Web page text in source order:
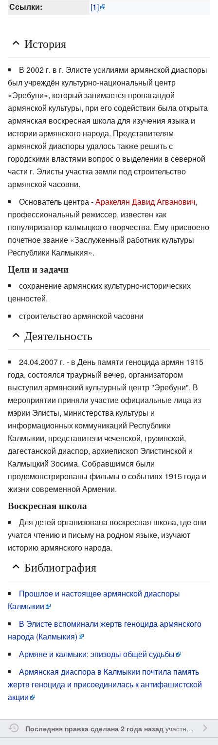
Ссылки:
[1]
История
В 2002 г. в г. Элисте усилиями армянской диаспоры
был учреждён культурно-национальный центр
«Эребуни», который занимается пропагандой
армянской культуры, при его содействии была открыта
армянская воскресная школа для изучения языка и
истории армянского народа. Представителям
армянской диаспоры удалось также решить с
городскими властями вопрос о выделении в северной
части г. Элисты участка земли под строительство
армянской часовни.
Основатель центра -Аракелян Давид Агванович,
профессиональный режиссер, известен как
популяризатор калмыцкого творчества. Ему присвоено
почетное звание «Заслуженный работник культуры
Республики Калмыкия».
Цели и задачи
сохранение армянских культурно-исторических
ценностей.
строительство армянской часовни
Деятельность
24.04.2007 г. - в День памяти геноцида армян 1915
года, состоялся траурный вечер, организатором
выступил армянский культурный центр "Эребуни". В
мероприятии приняли участие официальные лица из
мэрии Элисты, министерства культуры и
информационных коммуникаций Республики
Калмыкии, представители чеченской, грузинской,
дагестанской диаспор, архиепископ Элистинской и
Калмыцкий Зосима. Собравшимся были
продемонстрированы фильмы о событиях 1915 года и
жизни современной Армении.
Воскресная школа
Для детей организована воскресная школа, где они
учатся чтению и письму на родном языке, изучают
историю армянского народа.
Библиография
Прошлое и настоящее армянской диаспоры
Калмыкии
В Элисте вспоминали жертв геноцида армянского
народа (Калмыкия)
Армяне и калмыки: эпизоды общей судьбы
Армянская диаспора в Калмыкии почтила память
жертв геноцида и присоединилась к антифашистской
акции
Последняя правка сделана 2 года назадучастником